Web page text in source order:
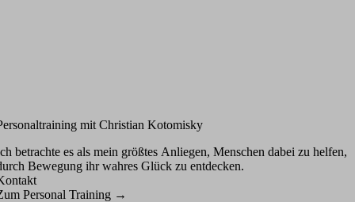
mit Christian Kotomisky
betrachte es als mein größtes Anliegen, Menschen dabei zu helfen,
Bewegung ihr wahres Glück zu entdecken.
Personal Training →